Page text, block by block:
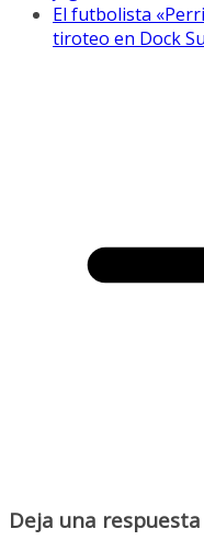
El futbolista
tiroteo en Dock
Deja una respuesta